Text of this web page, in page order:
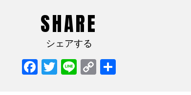
SHARE
シェアする
Facebook
TwitterLineCopy